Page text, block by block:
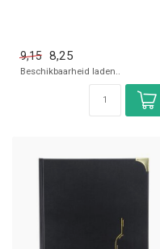
9,15 8,25
Beschikbaarheid laden..